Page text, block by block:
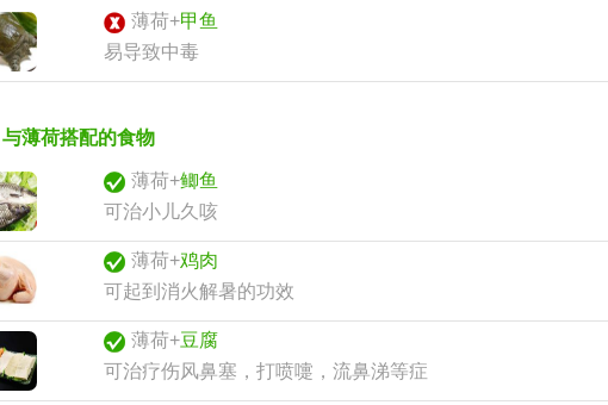
薄荷+甲鱼
易导致中毒
与薄荷搭配的食物
薄荷+鲫鱼
可治小儿久咳
薄荷+鸡肉
可起到消火解暑的功效
薄荷+豆腐
可治疗伤风鼻塞，打喷嚏，流鼻涕等症